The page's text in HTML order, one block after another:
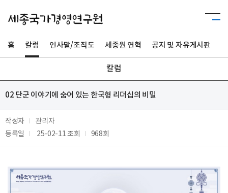
홈 칼럼 인사말/조직도 세종원 연혁 공지 및 자유게시판
칼럼
02 단군 이야기에 숨어 있는 한국형 리더십의 비밀
작성자
관리자
등록일
25-02-11조회 968회